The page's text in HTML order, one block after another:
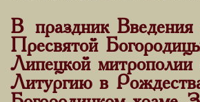
В праздник Введения
Пресвятой
Липецкой митрополии
Литургию в